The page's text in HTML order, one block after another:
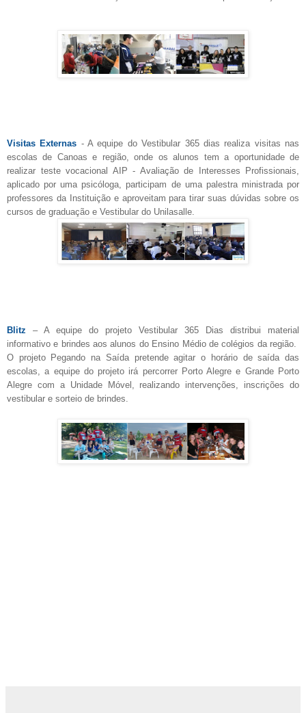
Visitas Externas - A equipe do Vestibular 365 dias realiza visitas nas
escolas de Canoas e região, onde os alunos tem a oportunidade de
realizar teste vocacional AIP - Avaliação de Interesses Profissionais,
aplicado por uma psicóloga, participam de uma palestra ministrada por
professores da Instituição e aproveitam para tirar suas dúvidas sobre os
cursos de graduação e Vestibular do Unilasalle.
Blitz
– A equipe do projeto Vestibular 365 Dias distribui material
informativo e brindes aos alunos do Ensino Médio de colégios da região.
O projeto Pegando na Saída pretende agitar o horário de saída das
escolas, a equipe do projeto irá percorrer Porto Alegre e Grande Porto
Alegre com a Unidade Móvel, realizando intervenções, inscrições do
vestibular e sorteio de brindes.